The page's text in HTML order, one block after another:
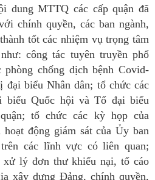
dung MTTQ các cấp quận đã
chính quyền, các ban ngành,
tốt các nhiệm vụ trọng tâm
công tác tuyên truyền phổ
chống dịch bệnh Covid-
đại biểu Nhân dân; tổ chức các
biểu Quốc hội và Tổ đại biểu
tổ chức các kỳ họp của
động giám sát của Ủy ban
các lĩnh vực có liên quan;
lý đơn thư khiếu nại, tố cáo
xây dựng Đảng, chính quyền,